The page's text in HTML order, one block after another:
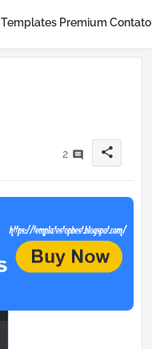
Templates Premium Contato
2 share